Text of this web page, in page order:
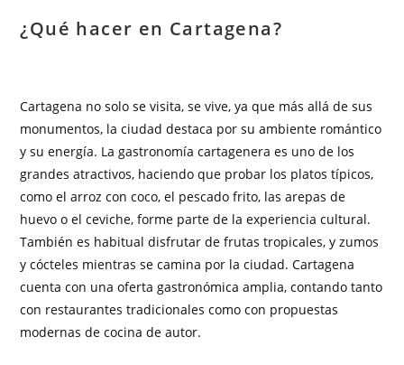
¿Qué hacer en Cartagena?
Cartagena no solo se visita, se vive, ya que más allá de sus
monumentos, la ciudad destaca por su ambiente romántico
y su energía. La gastronomía cartagenera es uno de los
grandes atractivos, haciendo que probar los platos típicos,
como el arroz con coco, el pescado frito, las arepas de
huevo o el ceviche, forme parte de la experiencia cultural.
También es habitual disfrutar de frutas tropicales, y zumos
y cócteles mientras se camina por la ciudad. Cartagena
cuenta con una oferta gastronómica amplia, contando tanto
con restaurantes tradicionales como con propuestas
modernas de cocina de autor.